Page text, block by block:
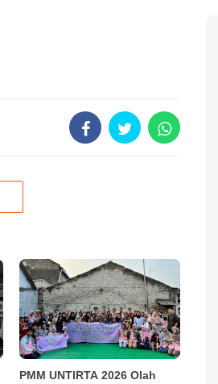
PMM UNTIRTA 2026 Olah